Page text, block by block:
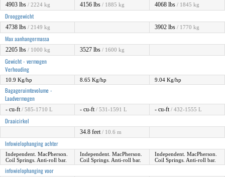
4903 lbs / 2224 kg 4156 lbs / 1885 kg 4068 lbs / 1845 kg
Drooggewicht
4738 lbs / 2149 kg 3902 lbs / 1770 kg
Max aanhangermassa
2205 lbs / 1000 kg 3527 lbs / 1600 kg
Gewicht - vermogen
Verhouding
10.9 Kg/hp 8.65 Kg/hp 9.04 Kg/hp
Bagageruimtevolume -
Laadvermogen
- cu-ft / 585-1710 L - cu-ft / 531-1591 L - cu-ft / 432-1555 L
Draaicirkel
34.8 feet / 10.6 m
Infowielophanging achter
Independent. MacPherson.
Coil Springs. Anti-roll bar.
Independent. MacPherson.
Coil Springs. Anti-roll bar.
Independent. MacPherson.
Coil Springs. Anti-roll bar.
infowielophanging voor